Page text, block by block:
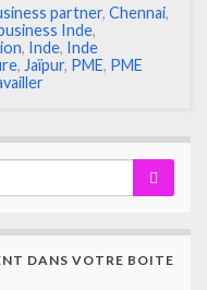
partner, Chennai,
Inde,
, Inde, Inde
, Jaïpur, PME, PME
DANS VOTRE BOITE